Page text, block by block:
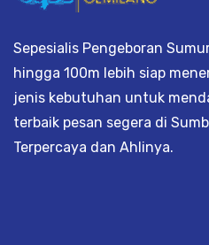
Sepesialis Pengeboran
hingga 100m lebih siap
jenis kebutuhan untuk
terbaik pesan segera di
Terpercaya dan Ahlinya.